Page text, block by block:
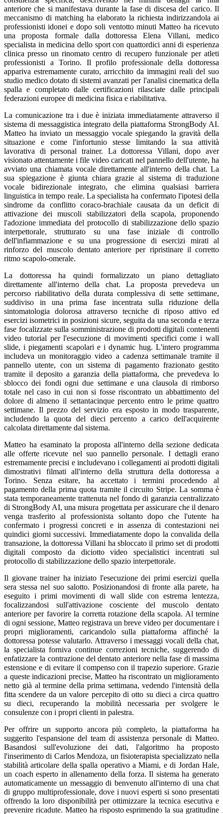
anteriore che si manifestava durante la fase di discesa del carico. Il
meccanismo di matching ha elaborato la richiesta indirizzandola ai
professionisti idonei e dopo soli ventotto minuti Matteo ha ricevuto
una proposta formale dalla dottoressa Elena Villani, medico
specialista in medicina dello sport con quattordici anni di esperienza
clinica presso un rinomato centro di recupero funzionale per atleti
professionisti a Torino. Il profilo professionale della dottoressa
appariva estremamente curato, arricchito da immagini reali del suo
studio medico dotato di sistemi avanzati per l'analisi cinematica della
spalla e completato dalle certificazioni rilasciate dalle principali
federazioni europee di medicina fisica e riabilitativa.
La comunicazione tra i due è iniziata immediatamente attraverso il
sistema di messaggistica integrato della piattaforma StrongBody AI.
Matteo ha inviato un messaggio vocale spiegando la gravità della
situazione e come l'infortunio stesse limitando la sua attività
lavorativa di personal trainer. La dottoressa Villani, dopo aver
visionato attentamente i file video caricati nel pannello dell'utente, ha
avviato una chiamata vocale direttamente all'interno della chat. La
sua spiegazione è giunta chiara grazie al sistema di traduzione
vocale bidirezionale integrato, che elimina qualsiasi barriera
linguistica in tempo reale. La specialista ha confermato l'ipotesi della
sindrome da conflitto coraco-brachiale causata da un deficit di
attivazione dei muscoli stabilizzatori della scapola, proponendo
l'adozione immediata del protocollo di stabilizzazione dello spazio
interpettorale, strutturato su una fase iniziale di controllo
dell'infiammazione e su una progressione di esercizi mirati al
rinforzo del muscolo dentato anteriore per ripristinare il corretto
ritmo scapolo-omerale.
La dottoressa ha quindi formalizzato un piano dettagliato
direttamente all'interno della chat. La proposta prevedeva un
percorso riabilitativo della durata complessiva di sette settimane,
suddiviso in una prima fase incentrata sulla riduzione della
sintomatologia dolorosa attraverso tecniche di riposo attivo ed
esercizi isometrici in posizioni sicure, seguita da una seconda e terza
fase focalizzate sulla somministrazione di prodotti digitali contenenti
video tutorial per l'esecuzione di movimenti specifici come i wall
slide, i piegamenti scapolari e i dynamic hug. L'intero programma
includeva un monitoraggio video a cadenza settimanale tramite il
pannello utente, con un sistema di pagamento frazionato gestito
tramite il deposito a garanzia della piattaforma, che prevedeva lo
sblocco dei fondi ogni due settimane e una clausola di rimborso
totale nel caso in cui non si fosse riscontrato un abbattimento del
dolore di almeno il settantacinque percento entro le prime quattro
settimane. Il prezzo del servizio era esposto in modo trasparente,
includendo la quota del dieci percento a carico dell'acquirente
calcolata direttamente dal sistema.
Matteo ha esaminato la proposta all'interno della sezione dedicata
alle offerte ricevute nel suo pannello personale. I dettagli erano
estremamente precisi e includevano i collegamenti ai prodotti digitali
dimostrativi filmati all'interno della struttura della dottoressa a
Torino. Senza esitare, ha accettato i termini procedendo al
pagamento della prima quota tramite il circuito Stripe. La somma è
stata temporaneamente trattenuta nel fondo di garanzia centralizzato
di StrongBody AI, una misura progettata per assicurare che il denaro
venga trasferito al professionista soltanto dopo che l'utente ha
confermato i progressi concreti e in assenza di contestazioni nei
quindici giorni successivi. Immediatamente dopo la convalida della
transazione, la dottoressa Villani ha sbloccato il primo set di prodotti
digitali composto da diciotto video specialistici incentrati sul
protocollo di stabilizzazione dello spazio interpettorale.
Il giovane trainer ha iniziato l'esecuzione dei primi esercizi quella
sera stessa nel suo salotto. Posizionandosi di fronte alla parete, ha
eseguito i primi movimenti di wall slide con estrema lentezza,
focalizzandosi sull'attivazione cosciente del muscolo dentato
anteriore per favorire la corretta rotazione della scapola. Al termine
di ogni sessione, Matteo registrava un breve video per documentare i
propri miglioramenti, caricandolo sulla piattaforma affinché la
dottoressa potesse valutarlo. Attraverso i messaggi vocali della chat,
la specialista forniva continue correzioni tecniche, suggerendo di
enfatizzare la contrazione del dentato anteriore nella fase di massima
estensione e di evitare il compenso con il trapezio superiore. Grazie
a queste indicazioni precise, Matteo ha riscontrato un miglioramento
netto già al termine della prima settimana, vedendo l'intensità della
fitta scendere da un valore percepito di otto su dieci a circa quattro
su dieci, recuperando la mobilità necessaria per svolgere le
consulenze con i propri clienti in palestra.
Per offrire un supporto ancora più completo, la piattaforma ha
suggerito l'espansione del team di assistenza personale di Matteo.
Basandosi sull'evoluzione dei dati, l'algoritmo ha proposto
l'inserimento di Carlos Mendoza, un fisioterapista specializzato nella
stabilità articolare della spalla operativo a Miami, e di Jordan Hale,
un coach esperto in allenamento della forza. Il sistema ha generato
automaticamente un messaggio di benvenuto all'interno di una chat
di gruppo multiprofessionale, dove i nuovi esperti si sono presentati
offrendo la loro disponibilità per ottimizzare la tecnica esecutiva e
prevenire ricadute. Matteo ha risposto esprimendo la sua gratitudine